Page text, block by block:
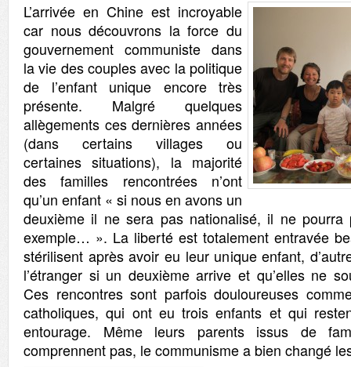
L’arrivée en Chine est incroyable
car nous découvrons la force du
gouvernement communiste dans
la vie des couples avec la politique
de l’enfant unique encore très
présente. Malgré quelques
allègements ces dernières années
(dans certains villages ou
certaines situations), la majorité
des familles rencontrées n’ont
qu’un enfant « si nous en avons un
deuxième il ne sera pas nationalisé, il ne pourra
exemple… ». La liberté est totalement entravée
stérilisent après avoir eu leur unique enfant,
l’étranger si un deuxième arrive et qu’elles ne
Ces rencontres sont parfois douloureuses
catholiques, qui ont eu trois enfants et qui
entourage. Même leurs parents issus de
comprennent pas, le communisme a bien changé